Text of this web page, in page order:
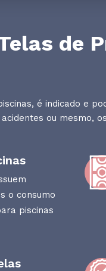
de
é indicado e
ou mesmo,
o consumo
piscinas